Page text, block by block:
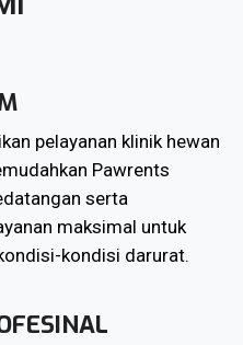
pelayanan klinik hewan
Pawrents
serta
maksimal untuk
kondisi darurat.